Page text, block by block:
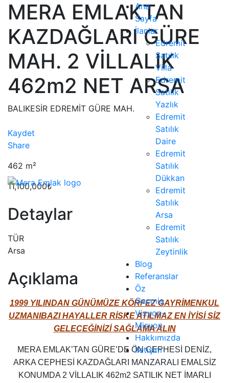
Ana
Sayfa
İlanlar
Edremit
Satılık
Villa
Edremit
Satılık
Yazlık
Edremit
Satılık
Daire
Edremit
Satılık
Dükkan
Edremit
Satılık
Arsa
Edremit
Satılık
Zeytinlik
Blog
Referanslar
Öz
Geçmiş
Vizyon-
Misyon
Hakkımızda
İletişim
MERA EMLAKTAN
KAZDAĞLARI GÜRE
MAH. 2 VİLLALIK
462m2 NET ARSA
BALIKESİR EDREMİT GÜRE MAH.
Kaydet
Share
462 m²
11,100,000₺
Detaylar
TÜR
Arsa
Açıklama
1999 YILINDAN GÜNÜMÜZE KÖRFEZ GAYRİMENKUL
UZMANIBAZI HAYALLER RİSKE ATILMAZ EN İYİSİ SİZ
GELECEĞİNİZİ SAĞLAMA ALIN
MERA EMLAK’TAN GÜRE’DE ÖN CEPHESİ DENİZ,
ARKA CEPHESİ KAZDAĞLARI MANZARALI EMALSİZ
KONUMDA 2 VİLLALIK 462m2 SATILIK NET İMARLI